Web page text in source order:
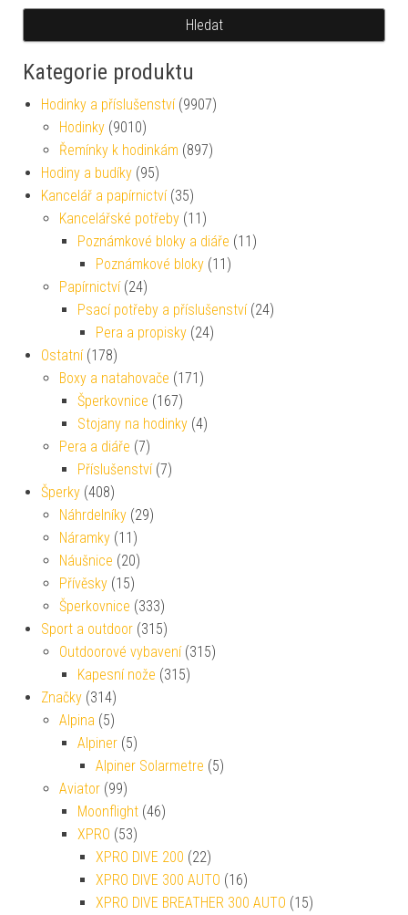
Hledat
Kategorie produktu
Hodinky a příslušenství (9907)
Hodinky (9010)
Řemínky k hodinkám (897)
Hodiny a budíky (95)
Kancelář a papírnictví (35)
Kancelářské potřeby (11)
Poznámkové bloky a diáře (11)
Poznámkové bloky (11)
Papírnictví (24)
Psací potřeby a příslušenství (24)
Pera a propisky (24)
Ostatní (178)
Boxy a natahovače (171)
Šperkovnice (167)
Stojany na hodinky (4)
Pera a diáře (7)
Příslušenství (7)
Šperky (408)
Náhrdelníky (29)
Náramky (11)
Náušnice (20)
Přívěsky (15)
Šperkovnice (333)
Sport a outdoor (315)
Outdoorové vybavení (315)
Kapesní nože (315)
Značky (314)
Alpina (5)
Alpiner (5)
Alpiner Solarmetre (5)
Aviator (99)
Moonflight (46)
XPRO (53)
XPRO DIVE 200 (22)
XPRO DIVE 300 AUTO (16)
XPRO DIVE BREATHER 300 AUTO (15)